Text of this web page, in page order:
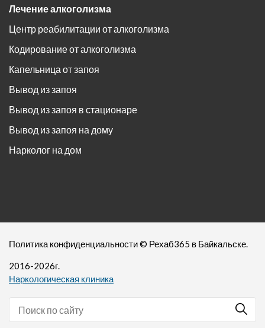
Лечение алкоголизма
Центр реабилитации от алкоголизма
Кодирование от алкоголизма
Капельница от запоя
Вывод из запоя
Вывод из запоя в стационаре
Вывод из запоя на дому
Нарколог на дом
Политика конфиденциальности© Рехаб365 в Байкальске.
2016-2026г.
Наркологическая клиника